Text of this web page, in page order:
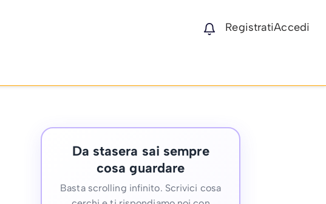
RegistratiAccedi
Da stasera sai sempre
cosa guardare
Basta scrolling infinito. Scrivici cosa